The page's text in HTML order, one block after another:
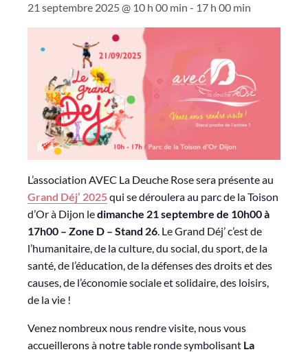
21 septembre 2025 @ 10 h 00 min - 17 h 00 min
L’association AVEC La Deuche Rose sera présente au
Grand Déj’ 2025qui se déroulera au parc de la Toison
d’Or à Dijon ledimanche 21 septembre de 10h00 à
17h00 – Zone D – Stand 26 . Le Grand Déj’ c’est de
l’humanitaire, de la culture, du social, du sport, de la
santé, de l’éducation, de la défenses des droits et des
causes, de l’économie sociale et solidaire, des loisirs,
de la vie !
Venez nombreux nous rendre visite, nous vous
accueillerons à notre table ronde symbolisant La